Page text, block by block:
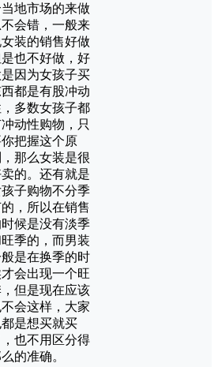
地市场的来做
不会错，一般来
装的销售好做
也不好做，好
因为女孩子买
都是有股冲动
多数女孩子都
动性购物，只
把握这个原
，那么女装是很
的。还有就是
子购物不分季
，所以在销售
时候是没有淡季
季的，而男装
是在换季的时
会出现一个旺
但是现在应该
会这样，大家
是想买就买
，也不用区分得
的准确。